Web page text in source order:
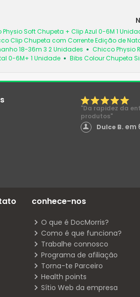
Soft Chupeta + Clip Azul 0-6M 1
Clip Chupeta com Corrente Edição de
18-36m 3 2 Unidades
Chicco Physio
0-6M+ 1 Unidade
Bibs Colour Chupeta
"Da rapidez da
produtos"
Dulce B. em
conhece-nos
O que é DocMorris?
Como é que funciona?
Trabalhe connosco
Programa de afiliação
Torna-te Parceiro
Health points
Sítio Web da empresa